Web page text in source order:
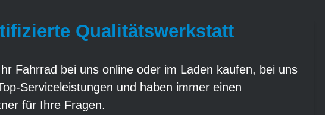
Qualitätswerkstatt
Fahrrad bei uns online oder im Laden kaufen, bei uns
Serviceleistungen und haben immer einen
für Ihre Fragen.